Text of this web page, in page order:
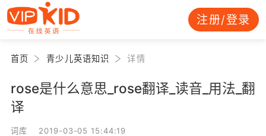
注册/登录
首页 青少儿英语知识 详情
rose是什么意思_rose翻译_读音_用法_翻
译
词库 2019-03-05 15:44:19